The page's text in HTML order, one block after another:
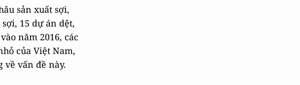
sản xuất sợi,
15 dự án dệt,
năm 2016, các
của Việt Nam,
vấn đề này.